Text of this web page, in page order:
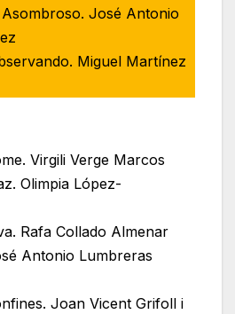
Asombroso. José Antonio
Miguel Martínez
Virgili Verge Marcos
Olimpia López-
Rafa Collado Almenar
Antonio Lumbreras
Joan Vicent Grifoll i